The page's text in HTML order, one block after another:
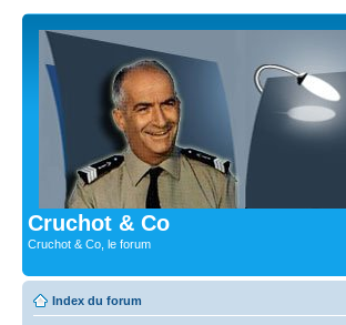
Cruchot & Co
Cruchot & Co, le forum
Index du forum